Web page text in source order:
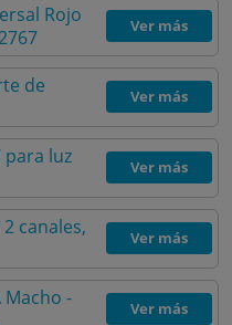
Rojo
Ver más
de
Ver más
para luz
Ver más
canales,
Ver más
Macho -
Ver más